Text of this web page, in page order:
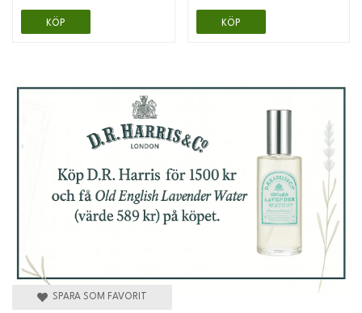
KÖP KÖP
SPARA SOM FAVORIT